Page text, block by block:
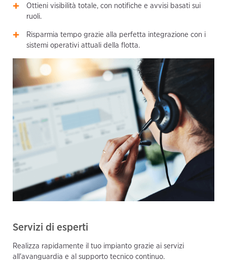
Ottieni visibilità totale, con notifiche e avvisi basati sui
ruoli.
Risparmia tempo grazie alla perfetta integrazione con i
sistemi operativi attuali della flotta.
Servizi di esperti
Realizza rapidamente il tuo impianto grazie ai servizi
all'avanguardia e al supporto tecnico continuo.